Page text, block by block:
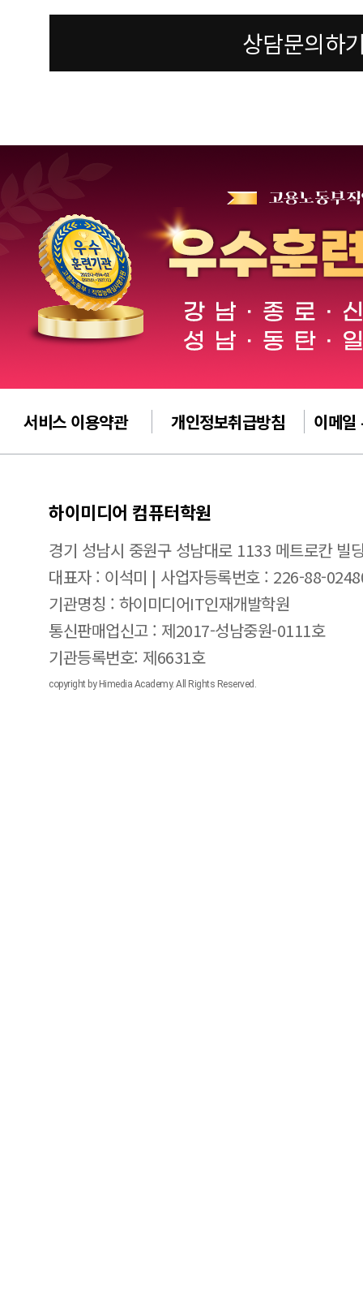
상담문의하
서비스 이용약관 개인정보취급방침 이메일
하이미디어 컴퓨터학원
경기 성남시 중원구 성남대로 1133 메트로칸 빌
대표자 : 이석미 | 사업자등록번호 : 226-88-
기관명칭 : 하이미디어IT인재개발학원
통신판매업신고 : 제2017-성남중원-0111호
기관등록번호: 제6631호
copyright by Himedia Academy. All Rights Reserved.